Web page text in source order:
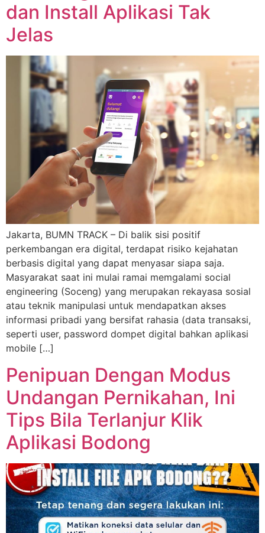
dan Install Aplikasi Tak
Jelas
Jakarta, BUMN TRACK – Di balik sisi positif
perkembangan era digital, terdapat risiko kejahatan
berbasis digital yang dapat menyasar siapa saja.
Masyarakat saat ini mulai ramai memgalami social
engineering (Soceng) yang merupakan rekayasa sosial
atau teknik manipulasi untuk mendapatkan akses
informasi pribadi yang bersifat rahasia (data transaksi,
seperti user, password dompet digital bahkan aplikasi
mobile […]
Penipuan Dengan Modus
Undangan Pernikahan, Ini
Tips Bila Terlanjur Klik
Aplikasi Bodong